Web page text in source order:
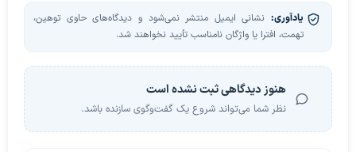
یادآوری: نشانی ایمیل منتشر نمی‌شود و دیدگاه‌های حاوی توهین،
تهمت، افترا یا واژگان نامناسب تأیید نخواهند شد.
هنوز دیدگاهی ثبت نشده است
نظر شما می‌تواند شروع یک گفت‌وگوی سازنده باشد.